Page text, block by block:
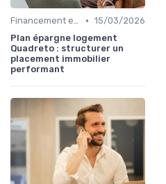
Financement et Prêts Immobiliers • 15/03/2026
Plan épargne logement
Quadreto : structurer un
placement immobilier
performant